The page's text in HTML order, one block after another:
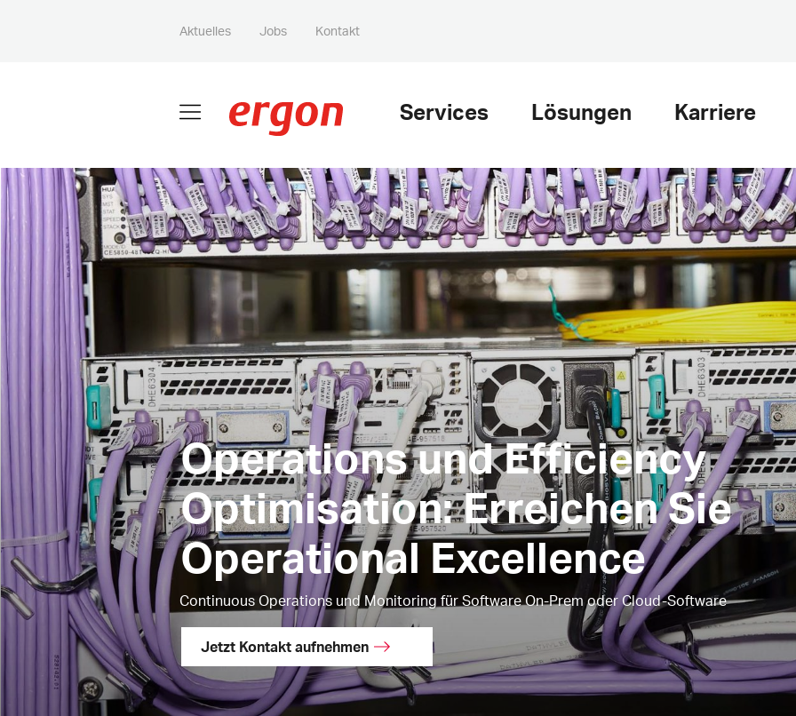
Aktuelles Jobs Kontakt
Services Lösungen Karriere
Operations und Efficiency
Optimisation: Erreichen Sie
Operational Excellence
Continuous Operations und Monitoring für Software On-Prem oder Cloud-Software
Jetzt Kontakt aufnehmen